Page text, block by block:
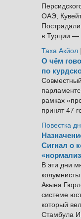
ОАЭ,
в Турции
Таха Акйол
О чём
по
рамках
принят 47
Повестка
Сигнал о
В эти дни
Акына
системе
который
Стамбула